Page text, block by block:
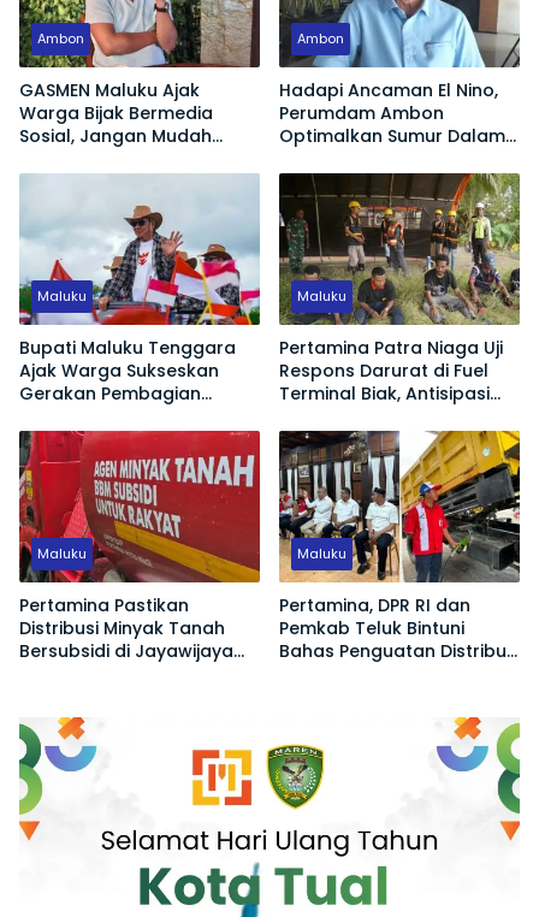
Ambon
GASMEN Maluku Ajak
Warga Bijak Bermedia
Sosial, Jangan Mudah
Ambon
Hadapi Ancaman El Nino,
Perumdam Ambon
Optimalkan Sumur Dalam
Maluku
Bupati Maluku Tenggara
Ajak Warga Sukseskan
Gerakan Pembagian
Maluku
Pertamina Patra Niaga Uji
Respons Darurat di Fuel
Terminal Biak, Antisipasi
Tumpahan BBM
Maluku
Pertamina Pastikan
Distribusi Minyak Tanah
Bersubsidi di Jayawijaya
Maluku
Pertamina, DPR RI dan
Pemkab Teluk Bintuni
Bahas Penguatan Distribusi